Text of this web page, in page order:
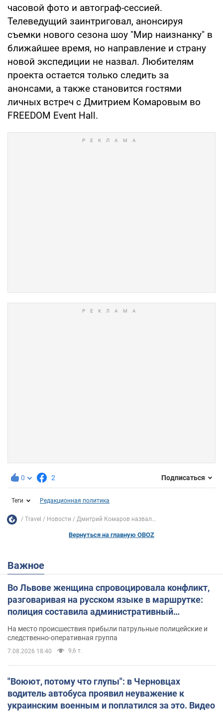
часовой фото и автограф-сессией.
Телеведущий заинтриговал, анонсируя
съемки нового сезона шоу "Мир наизнанку" в
ближайшее время, но направление и страну
новой экспедиции не назвал. Любителям
проекта остается только следить за
анонсами, а также становится гостями
личных встреч с Дмитрием Комаровым во
FREEDOM Event Hall.
0 2 Подписаться
Теги Редакционная политика
Travel Новости Дмитрий Комаров назвал...
Вернуться на главную OBOZ
Важное
Во Львове женщина спровоцировала конфликт,
разговаривая на русском языке в маршрутке:
полиция составила административный
На место происшествия прибыли патрульные полицейские и
следственно-оперативная группа
7.08.2026 18:40 9,6 т.
"Воюют, потому что глупы": в Черновцах
водитель автобуса проявил неуважение к
украинским военным и поплатился за это. Видео